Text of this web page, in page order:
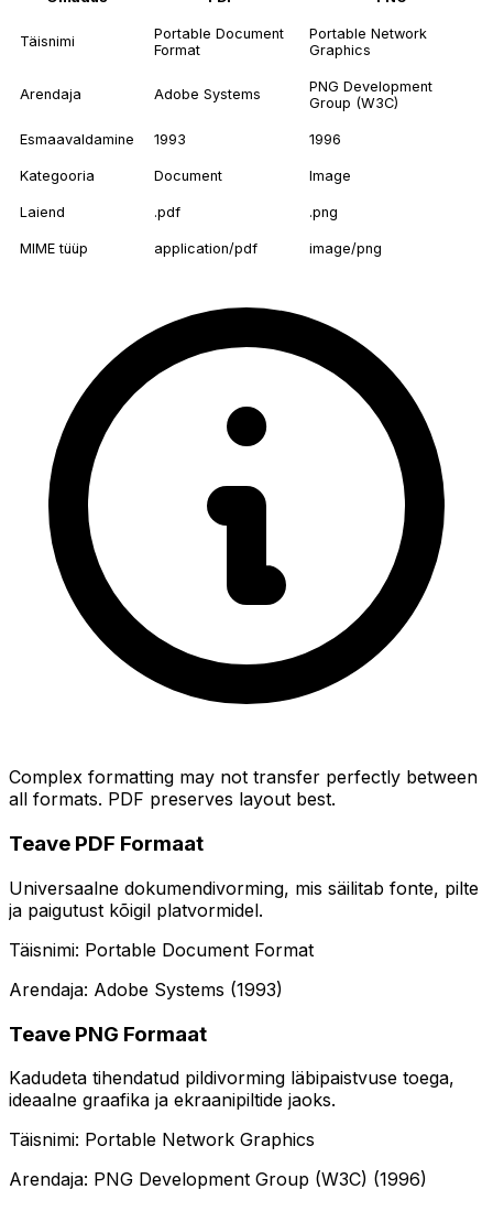
Täisnimi
Portable Document
Format
Portable Network
Graphics
Arendaja Adobe Systems
PNG Development
Group (W3C)
Esmaavaldamine 1993 1996
Kategooria Document Image
Laiend .pdf .png
MIME tüüp application/pdf image/png
Complex formatting may not transfer perfectly between
all formats. PDF preserves layout best.
Teave PDF Formaat
Universaalne dokumendivorming, mis säilitab fonte, pilte
ja paigutust kõigil platvormidel.
Täisnimi: Portable Document Format
Arendaja: Adobe Systems (1993)
Teave PNG Formaat
Kadudeta tihendatud pildivorming läbipaistvuse toega,
ideaalne graafika ja ekraanipiltide jaoks.
Täisnimi: Portable Network Graphics
Arendaja: PNG Development Group (W3C) (1996)